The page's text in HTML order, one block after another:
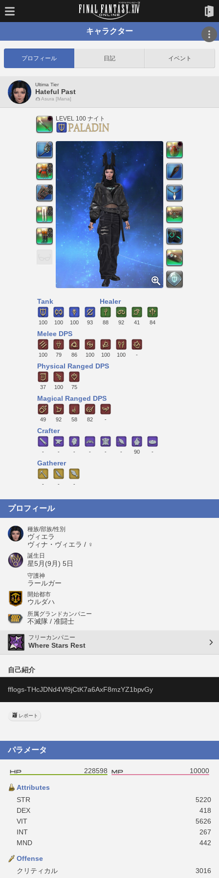
キャラクター
プロフィール 日記 イベント
Ultima Tier
Hateful Past
Asura [Mana]
LEVEL 100 ナイト
Tank
100 100 100 93
Healer
88 92 41 84
Melee DPS
100 79 86 100 100 100 -
Physical Ranged DPS
37 100 75
Magical Ranged DPS
49 92 58 82 -
Crafter
- - - - - - 90 -
Gatherer
- - -
プロフィール
種族/部族/性別
ヴィエラ
ヴィナ・ヴィエラ / ♀
誕生日
星5月(9月) 5日
守護神
ラールガー
開始都市
ウルダハ
所属グランドカンパニー
不滅隊 / 准闘士
フリーカンパニー
Where Stars Rest
自己紹介
fflogs-THcJDNd4Vf9jCtK7a6AxF8mzYZ1bpvGy
レポート
パラメータ
228598 10000
Attributes
STR
5220
DEX
418
VIT
5626
INT
267
MND
442
Offense
クリティカル
3016